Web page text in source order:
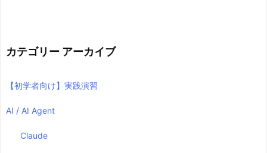
カテゴリー アーカイブ
【初学者向け】実践演習
AI / AI Agent
Claude